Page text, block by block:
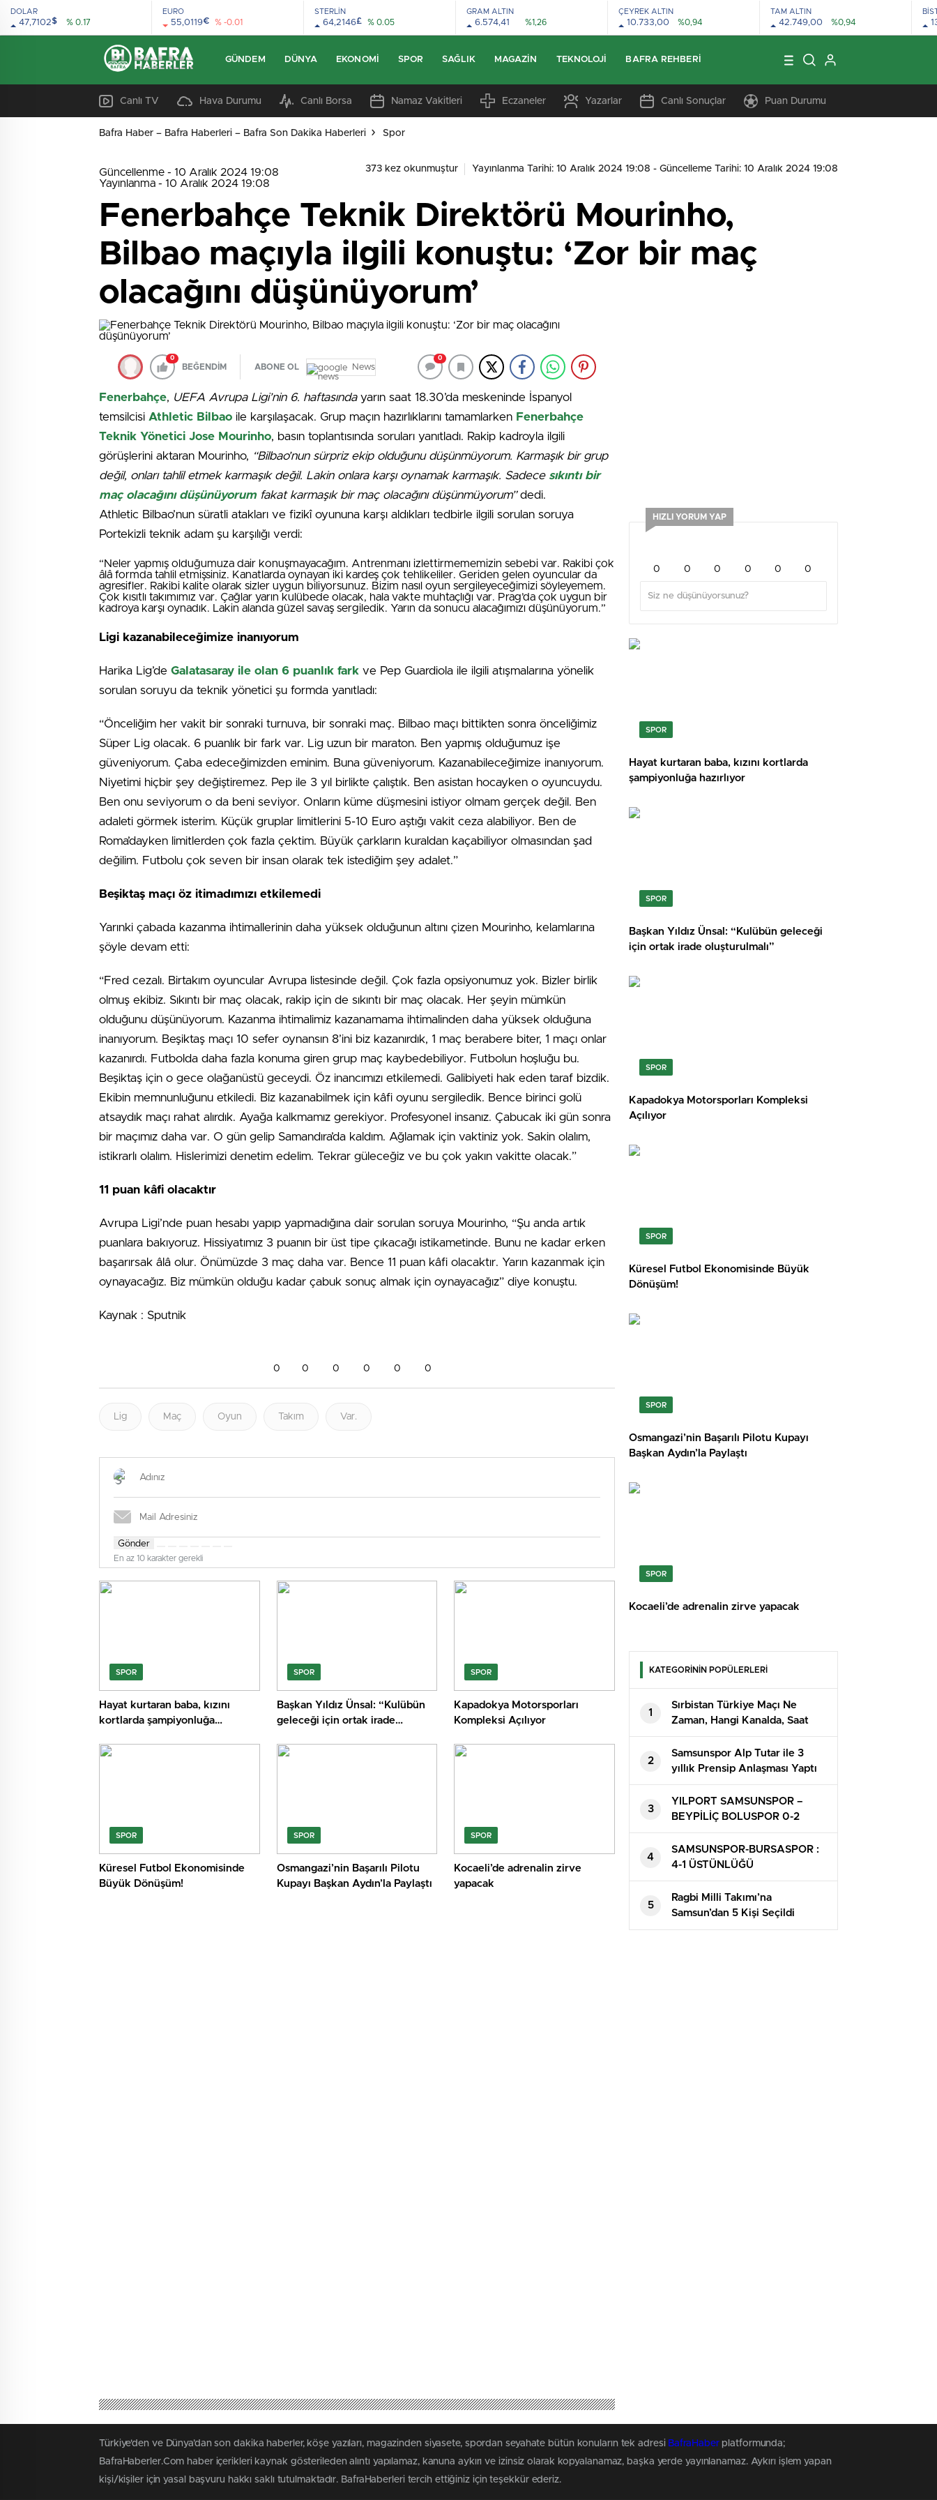
DOLAR
47,7102$ % 0.17
EURO
55,0119€ % -0.01
STERLİN
64,2146£ % 0.05
GRAM ALTIN
6.574,41 %1,26
ÇEYREK ALTIN
10.733,00 %0,94
TAM ALTIN
42.749,00 %0,94
GÜNDEM DÜNYA EKONOMI SPOR SAĞLIK MAGAZIN TEKNOLOJI BAFRA REHBERI
Canlı TV Hava Durumu Canlı Borsa Namaz Vakitleri Eczaneler Yazarlar Canlı Sonuçlar Puan Durumu
Bafra Haber – Bafra Haberleri – Bafra Son Dakika Haberleri Spor
373 kez okunmuştur Yayınlanma Tarihi: 10 Aralık 2024 19:08 - Güncelleme Tarihi: 10 Aralık 2024 19:08
Güncellenme - 10 Aralık 2024 19:08
Yayınlanma - 10 Aralık 2024 19:08
Fenerbahçe Teknik Direktörü Mourinho,
Bilbao maçıyla ilgili konuştu: ‘Zor bir maç
olacağını düşünüyorum’
0
BEĞENDİM ABONE OL News
0
Fenerbahçe, UEFA Avrupa Ligi’nin 6. haftasındayarın saat 18.30’da meskeninde İspanyol
temsilcisi Athletic Bilbao ile karşılaşacak. Grup maçın hazırlıklarını tamamlarken Fenerbahçe
Teknik Yönetici Jose Mourinho, basın toplantısında soruları yanıtladı. Rakip kadroyla ilgili
görüşlerini aktaran Mourinho, “Bilbao’nun sürpriz ekip olduğunu düşünmüyorum. Karmaşık bir grup
değil, onları tahlil etmek karmaşık değil. Lakin onlara karşı oynamak karmaşık. Sadecesıkıntı bir
maç olacağını düşünüyorumfakat karmaşık bir maç olacağını düşünmüyorum”dedi.
Athletic Bilbao’nun süratli atakları ve fizikî oyununa karşı aldıkları tedbirle ilgili sorulan soruya
Portekizli teknik adam şu karşılığı verdi:
“Neler yapmış olduğumuza dair konuşmayacağım. Antrenmanı izlettirmememizin sebebi var. Rakibi çok
âlâ formda tahlil etmişsiniz. Kanatlarda oynayan iki kardeş çok tehlikeliler. Geriden gelen oyuncular da
agresifler. Rakibi kalite olarak sizler uygun biliyorsunuz. Bizim nasıl oyun sergileyeceğimizi söyleyemem.
Çok kısıtlı takımımız var. Çağlar yarın kulübede olacak, hala vakte muhtaçlığı var. Prag’da çok uygun bir
kadroya karşı oynadık. Lakin alanda güzel savaş sergiledik. Yarın da sonucu alacağımızı düşünüyorum.”
Ligi kazanabileceğimize inanıyorum
Harika Lig’de Galatasaray ile olan 6 puanlık fark ve Pep Guardiola ile ilgili atışmalarına yönelik
sorulan soruyu da teknik yönetici şu formda yanıtladı:
“Önceliğim her vakit bir sonraki turnuva, bir sonraki maç. Bilbao maçı bittikten sonra önceliğimiz
Süper Lig olacak. 6 puanlık bir fark var. Lig uzun bir maraton. Ben yapmış olduğumuz işe
güveniyorum. Çaba edeceğimizden eminim. Buna güveniyorum. Kazanabileceğimize inanıyorum.
Niyetimi hiçbir şey değiştiremez. Pep ile 3 yıl birlikte çalıştık. Ben asistan hocayken o oyuncuydu.
Ben onu seviyorum o da beni seviyor. Onların küme düşmesini istiyor olmam gerçek değil. Ben
adaleti görmek isterim. Küçük gruplar limitlerini 5-10 Euro aştığı vakit ceza alabiliyor. Ben de
Roma’dayken limitlerden çok fazla çektim. Büyük çarkların kuraldan kaçabiliyor olmasından şad
değilim. Futbolu çok seven bir insan olarak tek istediğim şey adalet.”
Beşiktaş maçı öz itimadımızı etkilemedi
Yarınki çabada kazanma ihtimallerinin daha yüksek olduğunun altını çizen Mourinho, kelamlarına
şöyle devam etti:
“Fred cezalı. Birtakım oyuncular Avrupa listesinde değil. Çok fazla opsiyonumuz yok. Bizler birlik
olmuş ekibiz. Sıkıntı bir maç olacak, rakip için de sıkıntı bir maç olacak. Her şeyin mümkün
olduğunu düşünüyorum. Kazanma ihtimalimiz kazanamama ihtimalinden daha yüksek olduğuna
inanıyorum. Beşiktaş maçı 10 sefer oynansın 8’ini biz kazanırdık, 1 maç berabere biter, 1 maçı onlar
kazanırdı. Futbolda daha fazla konuma giren grup maç kaybedebiliyor. Futbolun hoşluğu bu.
Beşiktaş için o gece olağanüstü geceydi. Öz inancımızı etkilemedi. Galibiyeti hak eden taraf bizdik.
Ekibin memnunluğunu etkiledi. Biz kazanabilmek için kâfi oyunu sergiledik. Bence birinci golü
atsaydık maçı rahat alırdık. Ayağa kalkmamız gerekiyor. Profesyonel insanız. Çabucak iki gün sonra
bir maçımız daha var. O gün gelip Samandıra’da kaldım. Ağlamak için vaktiniz yok. Sakin olalım,
istikrarlı olalım. Hislerimizi denetim edelim. Tekrar güleceğiz ve bu çok yakın vakitte olacak.”
11 puan kâfi olacaktır
Avrupa Ligi’nde puan hesabı yapıp yapmadığına dair sorulan soruya Mourinho, “Şu anda artık
puanlara bakıyoruz. Hissiyatımız 3 puanın bir üst tipe çıkacağı istikametinde. Bunu ne kadar erken
başarırsak âlâ olur. Önümüzde 3 maç daha var. Bence 11 puan kâfi olacaktır. Yarın kazanmak için
oynayacağız. Biz mümkün olduğu kadar çabuk sonuç almak için oynayacağız” diye konuştu.
Kaynak : Sputnik
0 0 0 0 0 0
Lig Maç Oyun Takım Var.
Gönder
En az 10 karakter gerekli
SPOR
Hayat kurtaran baba, kızını
kortlarda şampiyonluğa
SPOR
Başkan Yıldız Ünsal: “Kulübün
geleceği için ortak irade
SPOR
Kapadokya Motorsporları
Kompleksi Açılıyor
SPOR
Küresel Futbol Ekonomisinde
Büyük Dönüşüm!
SPOR
Osmangazi’nin Başarılı Pilotu
Kupayı Başkan Aydın’la Paylaştı
SPOR
Kocaeli’de adrenalin zirve
yapacak
HIZLI YORUM YAP
0 0 0 0 0 0
SPOR
Hayat kurtaran baba, kızını kortlarda
şampiyonluğa hazırlıyor
SPOR
Başkan Yıldız Ünsal: “Kulübün geleceği
için ortak irade oluşturulmalı”
SPOR
Kapadokya Motorsporları Kompleksi
Açılıyor
SPOR
Küresel Futbol Ekonomisinde Büyük
Dönüşüm!
SPOR
Osmangazi’nin Başarılı Pilotu Kupayı
Başkan Aydın’la Paylaştı
SPOR
Kocaeli’de adrenalin zirve yapacak
KATEGORİNİN POPÜLERLERİ
1
Sırbistan Türkiye Maçı Ne
Zaman, Hangi Kanalda, Saat
Kaçta?
2
Samsunspor Alp Tutar ile 3
yıllık Prensip Anlaşması Yaptı
3
YILPORT SAMSUNSPOR –
BEYPİLİÇ BOLUSPOR 0-2
4
SAMSUNSPOR-BURSASPOR :
4-1 ÜSTÜNLÜĞÜ
5
Ragbi Milli Takımı’na
Samsun’dan 5 Kişi Seçildi
Türkiye'den ve Dünya’dan son dakika haberler, köşe yazıları, magazinden siyasete, spordan seyahate bütün konuların tek adresi BafraHaberplatformunda;
BafraHaberler.Com haber içerikleri kaynak gösterileden alıntı yapılamaz, kanuna aykırı ve izinsiz olarak kopyalanamaz, başka yerde yayınlanamaz. Aykırı işlem yapan
kişi/kişiler için yasal başvuru hakkı saklı tutulmaktadır. BafraHaberleri tercih ettiğiniz için teşekkür ederiz.